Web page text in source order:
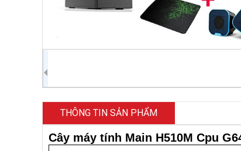
THÔNG TIN SẢN PHẨM
Cây máy tính Main H510M Cpu